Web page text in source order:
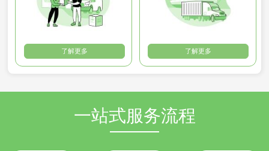
了解更多 了解更多
一站式服务流程